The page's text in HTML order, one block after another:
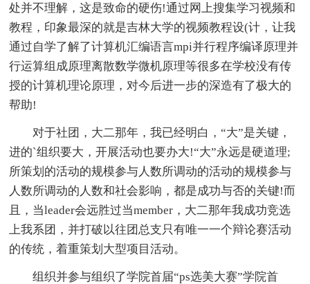
处并不理解，这是致命的硬伤!通过网上搜集学习视频和
教程，印象最深的就是吉林大学的视频教程设(计，让我
通过自学了解了计算机汇编语言mpi并行程序编译原理并
行运算组成原理离散数学微机原理等很多在学校没有传
授的计算机理论原理，对今后进一步的深造有了极大的
帮助!
对于社团，大二那年，我已经明白，“大”是关键，
进的`组织要大，开展活动也要办大!“大”永远是硬道理;
所策划的活动的规模参与人数所调动的活动的规模参与
人数所调动的人数和社会影响，都是成功与否的关键!而
且，当leader会远胜过当member，大二那年我成功竞选
上我系团，并打破以往团总支只有唯一一个辩论赛活动
的传统，着重策划大型项目活动。
组织并参与组织了学院首届“ps选美大赛”学院首